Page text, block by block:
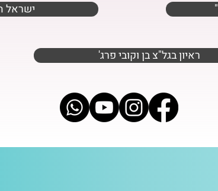
ישראל
'ראיון בגל"צ בן וקובי פרג